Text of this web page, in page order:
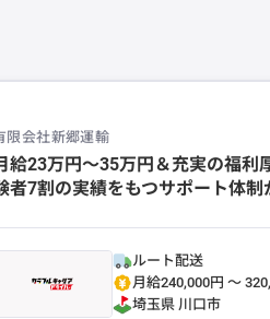
限会社新郷運輸
給23万円～35万円＆充実の福
者7割の実績をもつサポート体制
ルート配送
月給240,000円 〜
埼玉県 川口市